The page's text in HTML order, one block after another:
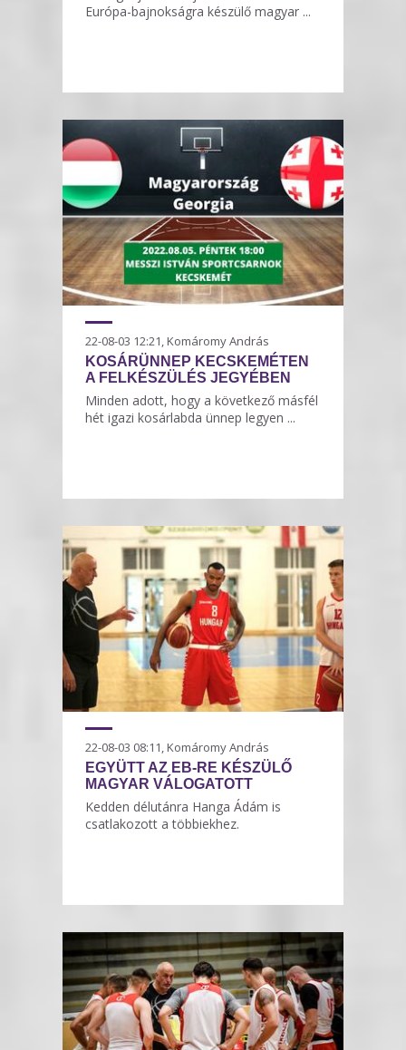
Európa-bajnokságra készülő magyar ...
22-08-03 12:21, Komáromy András
KOSÁRÜNNEP KECSKEMÉTEN
A FELKÉSZÜLÉS JEGYÉBEN
Minden adott, hogy a következő másfél
hét igazi kosárlabda ünnep legyen ...
22-08-03 08:11, Komáromy András
EGYÜTT AZ EB-RE KÉSZÜLŐ
MAGYAR VÁLOGATOTT
Kedden délutánra Hanga Ádám is
csatlakozott a többiekhez.